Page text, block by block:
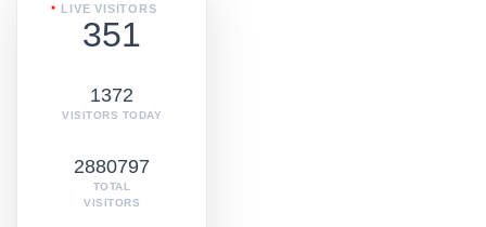
LIVE VISITORS
351
1372
VISITORS TODAY
2880797
TOTAL
VISITORS